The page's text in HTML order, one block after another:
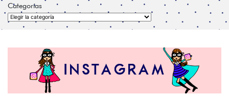
Categorías
Categorías